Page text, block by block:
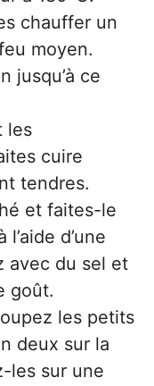
chauffer un
moyen.
jusqu’à ce
les
cuire
tendres.
et faites-le
d’une
avec du sel et
goût.
les petits
deux sur la
les sur une